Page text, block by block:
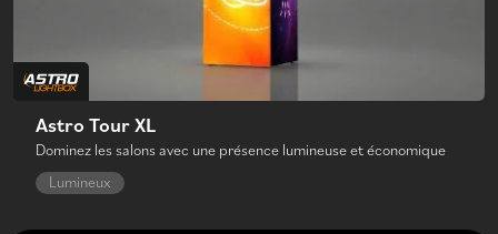
Astro Tour XL
Dominez les salons avec une présence lumineuse et économique
Lumineux